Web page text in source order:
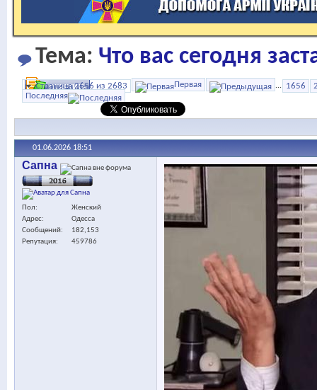
Тема: Что вас сегодня
Страница 2656 из 2683 Первая ... 1656
Последняя
01.06.2026 18:51
Сапна
Пол
Женский
Адрес
Одесса
Сообщений
182,153
Репутация
459786